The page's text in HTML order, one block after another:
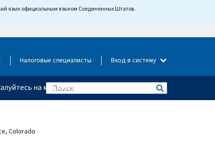
язык официальным языком Соединенных Штатов.
Налоговые специалисты Вход в систему
на мошенничество
Colorado